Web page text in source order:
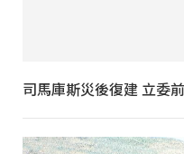
司馬庫斯災後復建 立委